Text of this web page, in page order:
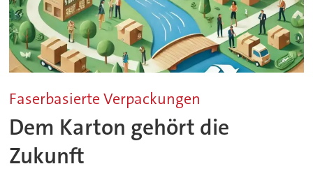
Faserbasierte Verpackungen
Dem Karton gehört die
Zukunft